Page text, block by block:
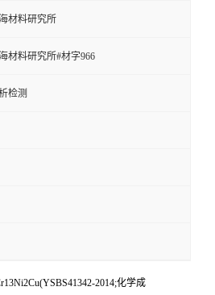
材料研究所
材料研究所#材字966
检测
2014;化学成